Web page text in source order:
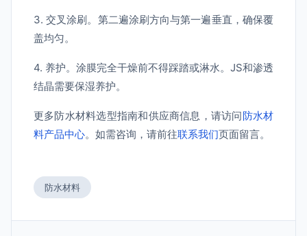
3. 交叉涂刷。第二遍涂刷方向与第一遍垂直，确保覆
盖均匀。
4. 养护。涂膜完全干燥前不得踩踏或淋水。JS和渗透
结晶需要保湿养护。
更多防水材料选型指南和供应商信息，请访问防水材
料产品中心。如需咨询，请前往联系我们页面留言。
防水材料